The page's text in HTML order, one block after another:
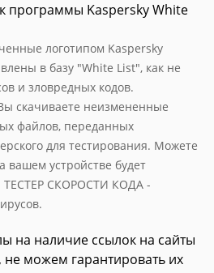
программы Kaspersky White
логотипом Kaspersky
в базу "White List", как не
и зловредных кодов.
скачиваете неизмененные
файлов, переданных
для тестирования. Можете
устройстве будет
ТЕСТЕР СКОРОСТИ КОДА -
на наличие ссылок на сайты
не можем гарантировать их